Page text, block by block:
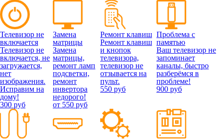
Телевизор не
включается
Телевизор не
включается, не
загружается,
нет
изображения.
Исправим на
дому!
300 руб
Замена
матрицы
Замена
матрицы,
ремонт ламп
подсветки,
ремонт
инвертора
недорого!
от 550 руб
Ремонт клавиш
Ремонт клавиш
и кнопок
телевизора,
телевизор не
отзывается на
пульт.
550 руб
Проблема с
памятью
Ваш телевизор не
запоминает
каналы, быстро
разберёмся в
проблеме!
900 руб